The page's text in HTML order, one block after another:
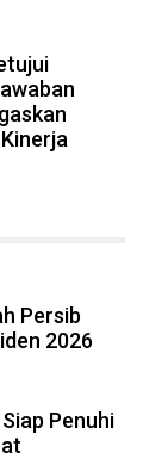
Persib
2026
Penuhi